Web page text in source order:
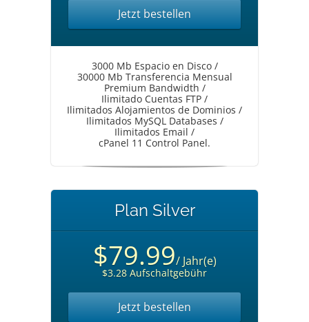
Jetzt bestellen
3000 Mb Espacio en Disco /
30000 Mb Transferencia Mensual
Premium Bandwidth /
Ilimitado Cuentas FTP /
Ilimitados Alojamientos de Dominios /
Ilimitados MySQL Databases /
Ilimitados Email /
cPanel 11 Control Panel.
Plan Silver
$79.99/ Jahr(e)
$3.28 Aufschaltgebühr
Jetzt bestellen